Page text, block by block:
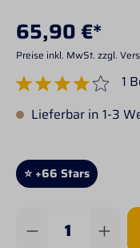
65,90 €*
Preise inkl. MwSt. zzgl.
Durchschnittliche
1
Lieferbar in 1-3
⭐ +66 Stars
Produkt